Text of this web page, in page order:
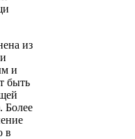
из
и
быть
Более
в